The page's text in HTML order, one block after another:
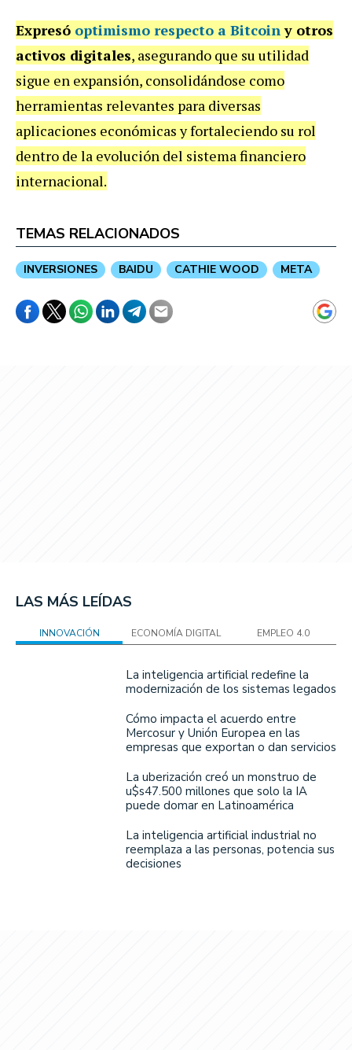
Expresó optimismo respecto a Bitcoiny otros
activos digitales, asegurando que su utilidad
sigue en expansión, consolidándose como
herramientas relevantes para diversas
aplicaciones económicas y fortaleciendo su rol
dentro de la evolución del sistema financiero
internacional.
TEMAS RELACIONADOS
INVERSIONES BAIDU CATHIE WOOD META
LAS MÁS LEÍDAS
INNOVACIÓN ECONOMÍA DIGITAL EMPLEO 4.0
La inteligencia artificial redefine la
modernización de los sistemas legados
Cómo impacta el acuerdo entre
Mercosur y Unión Europea en las
empresas que exportan o dan servicios
La uberización creó un monstruo de
u$s47.500 millones que solo la IA
puede domar en Latinoamérica
La inteligencia artificial industrial no
reemplaza a las personas, potencia sus
decisiones